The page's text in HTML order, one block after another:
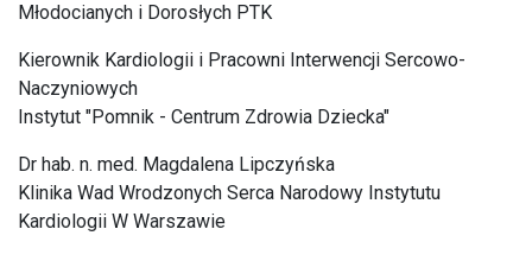
Młodocianych i Dorosłych PTK
Kierownik Kardiologii i Pracowni Interwencji Sercowo-
Naczyniowych
Instytut "Pomnik - Centrum Zdrowia Dziecka"
Dr hab. n. med. Magdalena Lipczyńska
Klinika Wad Wrodzonych Serca Narodowy Instytutu
Kardiologii W Warszawie